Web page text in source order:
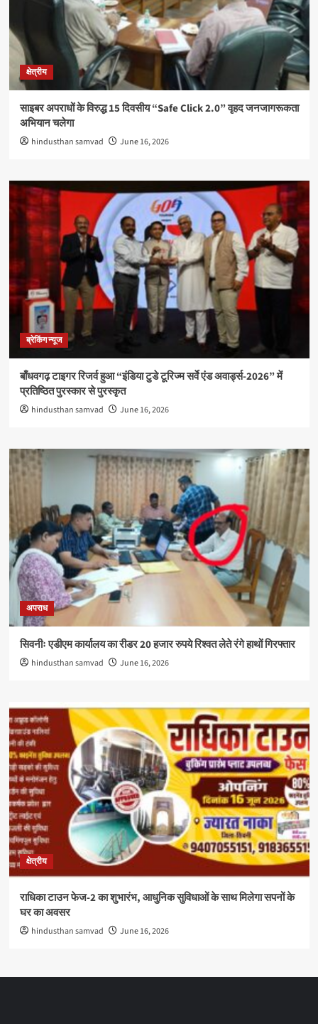
क्षेत्रीय
साइबर अपराधों के विरुद्ध 15 दिवसीय “Safe Click 2.0” वृहद जनजागरूकता
अभियान चलेगा
hindusthan samvad June 16, 2026
ब्रेकिंग न्यूज
बाँधवगढ़ टाइगर रिजर्व हुआ “इंडिया टुडे टूरिज्म सर्वे एंड अवार्ड्स-2026” में
प्रतिष्ठित पुरस्कार से पुरस्कृत
hindusthan samvad June 16, 2026
अपराध
सिवनीः एडीएम कार्यालय का रीडर 20 हजार रुपये रिश्वत लेते रंगे हाथों गिरफ्तार
hindusthan samvad June 16, 2026
क्षेत्रीय
राधिका टाउन फेज-2 का शुभारंभ, आधुनिक सुविधाओं के साथ मिलेगा सपनों के
घर का अवसर
hindusthan samvad June 16, 2026